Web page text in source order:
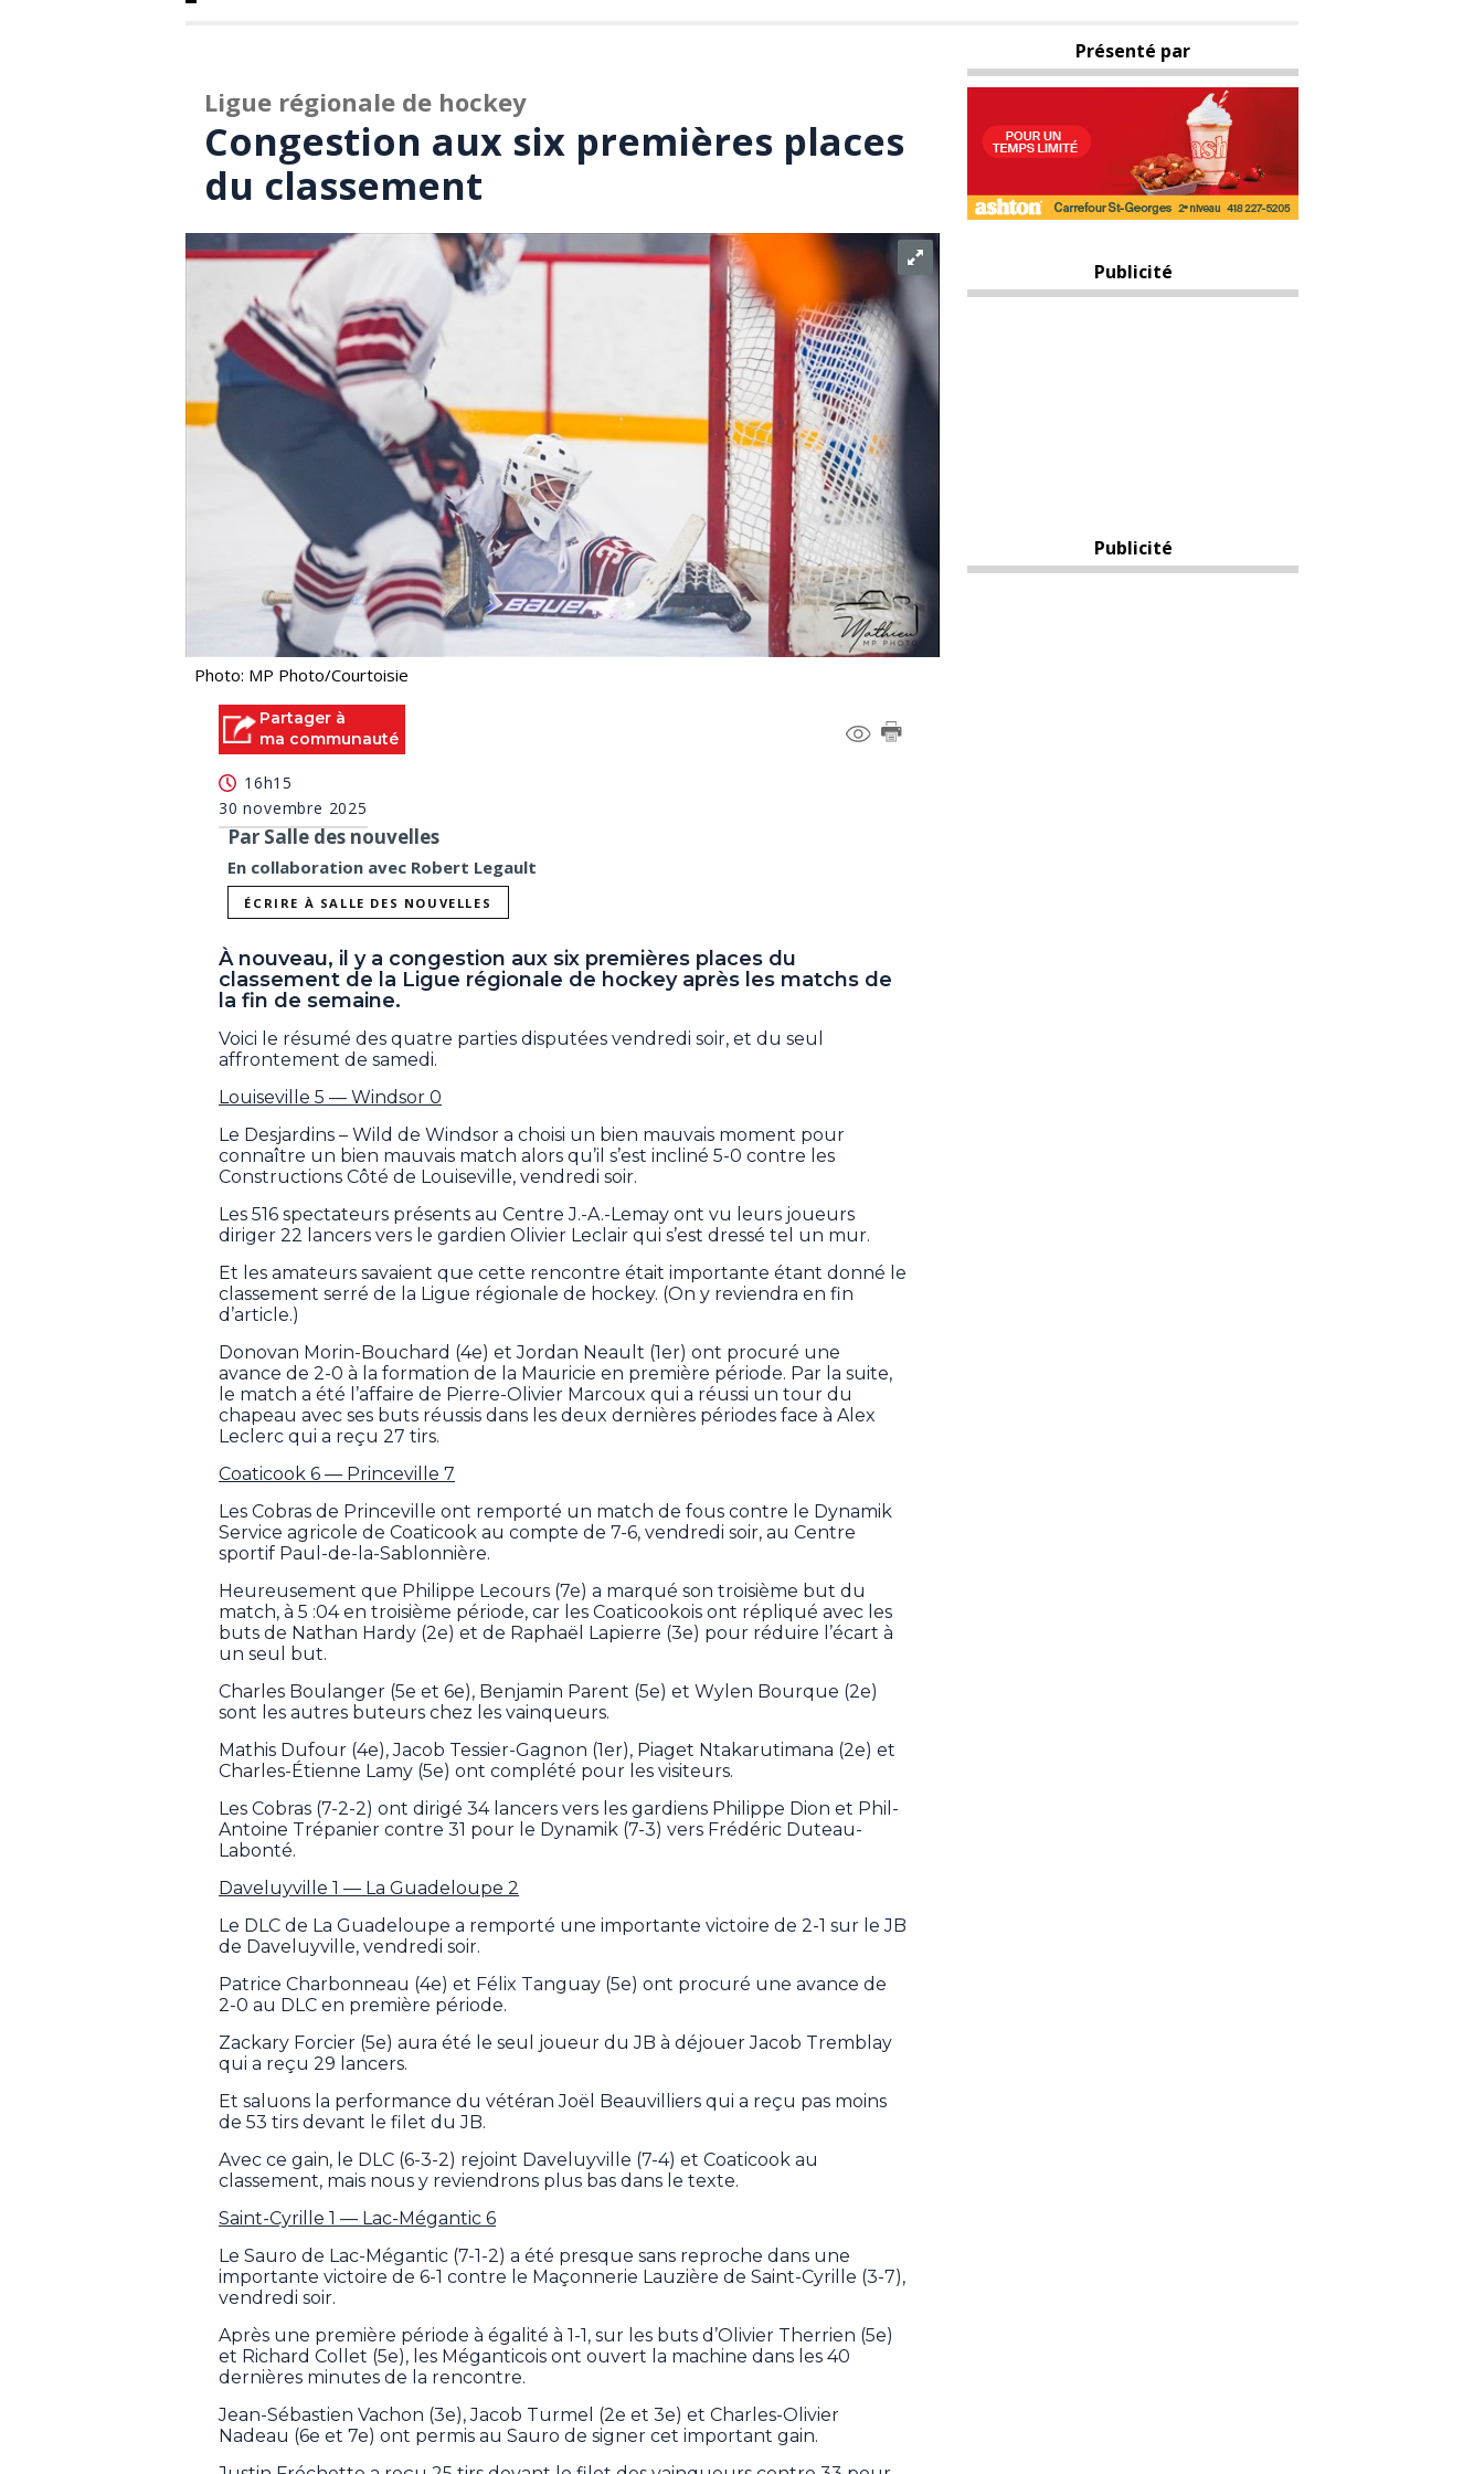
Ligue régionale de hockey
Congestion aux six premières places
du classement
Photo: MP Photo/Courtoisie
Partager à
ma communauté
16h15
30 novembre 2025
Par Salle des nouvelles
En collaboration avec Robert Legault
ÉCRIRE À SALLE DES NOUVELLES
À nouveau, il y a congestion aux six premières places du
classement de la Ligue régionale de hockey après les matchs de
la fin de semaine.
Voici le résumé des quatre parties disputées vendredi soir, et du seul
affrontement de samedi.
Louiseville 5 — Windsor 0
Le Desjardins – Wild de Windsor a choisi un bien mauvais moment pour
connaître un bien mauvais match alors qu’il s’est incliné 5-0 contre les
Constructions Côté de Louiseville, vendredi soir.
Les 516 spectateurs présents au Centre J.-A.-Lemay ont vu leurs joueurs
diriger 22 lancers vers le gardien Olivier Leclair qui s’est dressé tel un mur.
Et les amateurs savaient que cette rencontre était importante étant donné le
classement serré de la Ligue régionale de hockey. (On y reviendra en fin
d’article.)
Donovan Morin-Bouchard (4e) et Jordan Neault (1er) ont procuré une
avance de 2-0 à la formation de la Mauricie en première période. Par la suite,
le match a été l’affaire de Pierre-Olivier Marcoux qui a réussi un tour du
chapeau avec ses buts réussis dans les deux dernières périodes face à Alex
Leclerc qui a reçu 27 tirs.
Coaticook 6 — Princeville 7
Les Cobras de Princeville ont remporté un match de fous contre le Dynamik
Service agricole de Coaticook au compte de 7-6, vendredi soir, au Centre
sportif Paul-de-la-Sablonnière.
Heureusement que Philippe Lecours (7e) a marqué son troisième but du
match, à 5 :04 en troisième période, car les Coaticookois ont répliqué avec les
buts de Nathan Hardy (2e) et de Raphaël Lapierre (3e) pour réduire l’écart à
un seul but.
Charles Boulanger (5e et 6e), Benjamin Parent (5e) et Wylen Bourque (2e)
sont les autres buteurs chez les vainqueurs.
Mathis Dufour (4e), Jacob Tessier-Gagnon (1er), Piaget Ntakarutimana (2e) et
Charles-Étienne Lamy (5e) ont complété pour les visiteurs.
Les Cobras (7-2-2) ont dirigé 34 lancers vers les gardiens Philippe Dion et Phil-
Antoine Trépanier contre 31 pour le Dynamik (7-3) vers Frédéric Duteau-
Labonté.
Daveluyville 1 — La Guadeloupe 2
Le DLC de La Guadeloupe a remporté une importante victoire de 2-1 sur le JB
de Daveluyville, vendredi soir.
Patrice Charbonneau (4e) et Félix Tanguay (5e) ont procuré une avance de
2-0 au DLC en première période.
Zackary Forcier (5e) aura été le seul joueur du JB à déjouer Jacob Tremblay
qui a reçu 29 lancers.
Et saluons la performance du vétéran Joël Beauvilliers qui a reçu pas moins
de 53 tirs devant le filet du JB.
Avec ce gain, le DLC (6-3-2) rejoint Daveluyville (7-4) et Coaticook au
classement, mais nous y reviendrons plus bas dans le texte.
Saint-Cyrille 1 — Lac-Mégantic 6
Le Sauro de Lac-Mégantic (7-1-2) a été presque sans reproche dans une
importante victoire de 6-1 contre le Maçonnerie Lauzière de Saint-Cyrille (3-7),
vendredi soir.
Après une première période à égalité à 1-1, sur les buts d’Olivier Therrien (5e)
et Richard Collet (5e), les Méganticois ont ouvert la machine dans les 40
dernières minutes de la rencontre.
Jean-Sébastien Vachon (3e), Jacob Turmel (2e et 3e) et Charles-Olivier
Nadeau (6e et 7e) ont permis au Sauro de signer cet important gain.
Présenté par
Publicité
Publicité